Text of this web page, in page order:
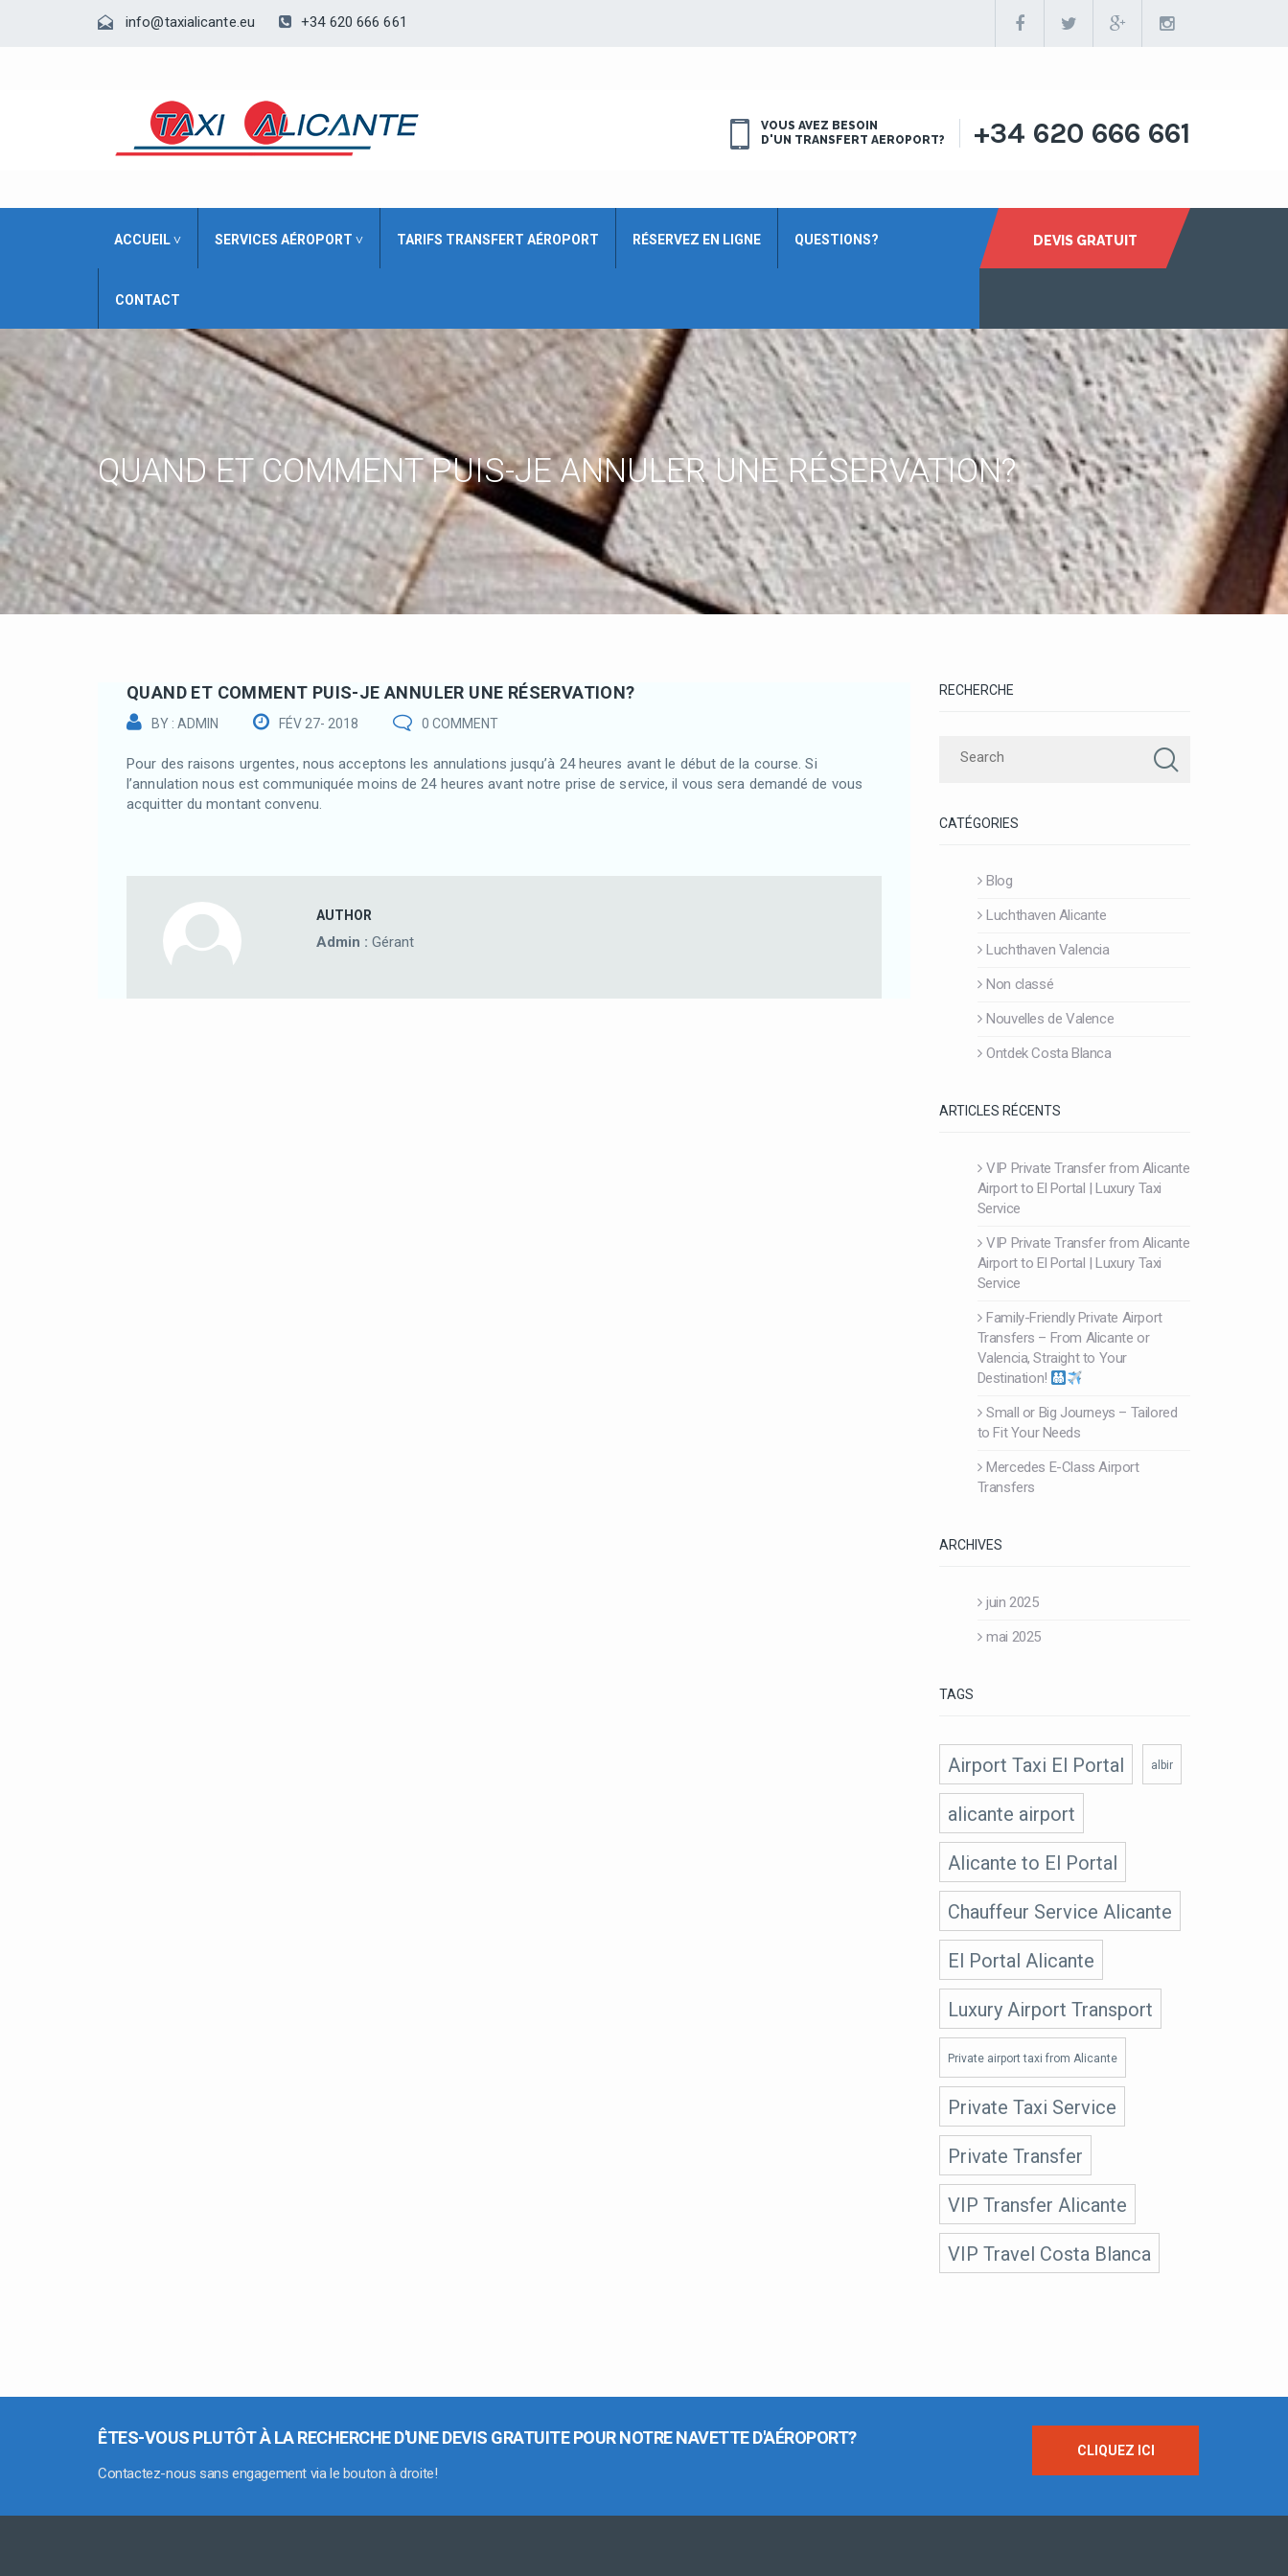
info@taxialicante.eu +34 620 666 661
VOUS AVEZ BESOIN
D'UN TRANSFERT AEROPORT?
+34 620 666 661
ACCUEIL ˅ SERVICES AÉROPORT ˅ TARIFS TRANSFERT AÉROPORT RÉSERVEZ EN LIGNE QUESTIONS?
CONTACT
DEVIS GRATUIT
QUAND ET COMMENT PUIS-JE ANNULER UNE RÉSERVATION?
QUAND ET COMMENT PUIS-JE ANNULER UNE RÉSERVATION?
BY : ADMIN FÉV 27- 2018 0 COMMENT
Pour des raisons urgentes, nous acceptons les annulations jusqu’à 24 heures avant le début de la course. Si
l’annulation nous est communiquée moins de 24 heures avant notre prise de service, il vous sera demandé de vous
acquitter du montant convenu.
AUTHOR
Admin : Gérant
RECHERCHE
CATÉGORIES
Blog
Luchthaven Alicante
Luchthaven Valencia
Non classé
Nouvelles de Valence
Ontdek Costa Blanca
ARTICLES RÉCENTS
VIP Private Transfer from Alicante
Airport to El Portal | Luxury Taxi
Service
VIP Private Transfer from Alicante
Airport to El Portal | Luxury Taxi
Service
Family-Friendly Private Airport
Transfers – From Alicante or
Valencia, Straight to Your
Destination!
Small or Big Journeys – Tailored
to Fit Your Needs
Mercedes E-Class Airport
Transfers
ARCHIVES
juin 2025
mai 2025
TAGS
Airport Taxi El Portal albir
alicante airport
Alicante to El Portal
Chauffeur Service Alicante
El Portal Alicante
Luxury Airport Transport
Private airport taxi from Alicante
Private Taxi Service
Private Transfer
VIP Transfer Alicante
VIP Travel Costa Blanca
ÊTES-VOUS PLUTÔT À LA RECHERCHE D'UNE DEVIS GRATUITE POUR NOTRE NAVETTE D'AÉROPORT?
Contactez-nous sans engagement via le bouton à droite!
CLIQUEZ ICI